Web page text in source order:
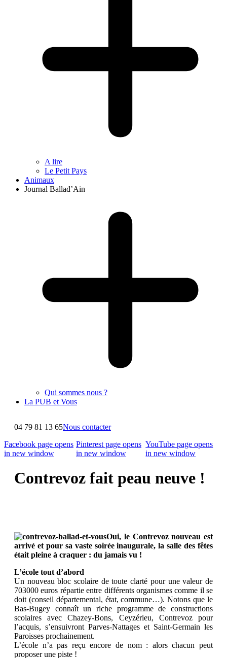
A lire
Le Petit Pays
Animaux
Journal Ballad’Ain
Qui sommes nous ?
La PUB et Vous
04 79 81 13 65Nous contacter
Facebook page opens
in new window
Pinterest page opens
in new window
YouTube page opens
in new window
Contrevoz fait peau neuve !
Oui, le Contrevoz nouveau est
arrivé et pour sa vaste soirée inaugurale, la salle des fêtes
était pleine à craquer : du jamais vu !
L’école tout d’abord
Un nouveau bloc scolaire de toute clarté pour une valeur de
703000 euros répartie entre différents organismes comme il se
doit (conseil départemental, état, commune…). Notons que le
Bas-Bugey connaît un riche programme de constructions
scolaires avec Chazey-Bons, Ceyzérieu, Contrevoz pour
l’acquis, s’ensuivront Parves-Nattages et Saint-Germain les
Paroisses prochainement.
L’école n’a pas reçu encore de nom : alors chacun peut
proposer une piste !